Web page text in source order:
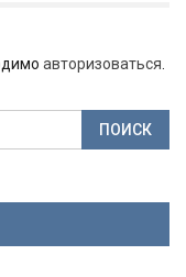
авторизоваться.